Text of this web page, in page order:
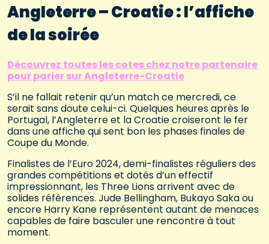
Angleterre – Croatie : l’affiche
de la soirée
Découvrez toutes les cotes chez notre partenaire
pour parier sur Angleterre-Croatie
S’il ne fallait retenir qu’un match ce mercredi, ce
serait sans doute celui-ci. Quelques heures après le
Portugal, l’Angleterre et la Croatie croiseront le fer
dans une affiche qui sent bon les phases finales de
Coupe du Monde.
Finalistes de l’Euro 2024, demi-finalistes réguliers des
grandes compétitions et dotés d’un effectif
impressionnant, les Three Lions arrivent avec de
solides références. Jude Bellingham, Bukayo Saka ou
encore Harry Kane représentent autant de menaces
capables de faire basculer une rencontre à tout
moment.